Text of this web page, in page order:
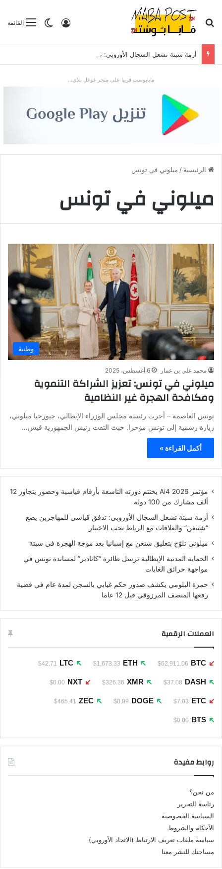
القائمةالوضع
تسجيل الدخول بحث عن
مابابوست قريبا على متجر غوغل بلاي...
الرئيسية / ميلوني في تونس
ميلوني في تونس
وطنية
محمد علي بن عمار 6 أغسطس، 2025
ميلوني في تونس: تعزيز الشراكة التنموية
ومكافحة الهجرة غير النظامية
تونس العاصمة – أجرت رئيسة مجلس الوزراء الإيطالي، جيورجيا ميلوني،
زيارة رسمية إلى تونس مؤخرا. حيث التقت رئيس الجمهورية قيس…
أكمل القراءة »
مؤتمر Ai4 2026 يختتم دورته التاسعة بأرقام قياسية وحضور يتجاوز 12
ألف مشارك من 100 دولة
أزمة سبتة تشعل السجال الأوروبي: تدفق قياسي للمهاجرين يضع
“شينغن” والعلاقات مع الرباط تحت الاختبار
ميلوني تلوّح بتعليق شنغن مع إسبانيا بعد موجة الهجرة في سبتة
الحماية المدنية الإيطالية ترسل طائرة “كانادير” لمساندة تونس في
مواجهة حرائق الغابات
حمزة البلومي يكشف صدور حكم غيابي بالسجن لمدة عام في قضية
رفعها المنصف المرزوقي قبل 12 عاما
العملات الرقمية
BTC
$62,911.06
ETH
$1,673.33
LTC
$42.71
DASH
$37.08
XMR
$326.36
NXT
$0.00
ETC
$7.03
DOGE
$0.09
ZEC
$465.41
BTS
$0.00
روابط مفيدة
من نحن؟
رئاسة التحرير
السياسة الخصوصية
الأحكام والشروط
سياسة ملفات تعريف الارتباط (الاتحاد الأوروبي)
مساحتك للنشر معنا